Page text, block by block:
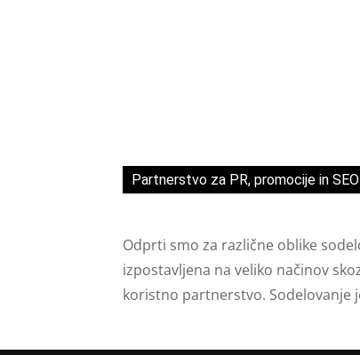
Partnerstvo za PR, promocije in
Odprti smo za različne oblike
izpostavljena na veliko načinov
koristno partnerstvo. Sodelovanje